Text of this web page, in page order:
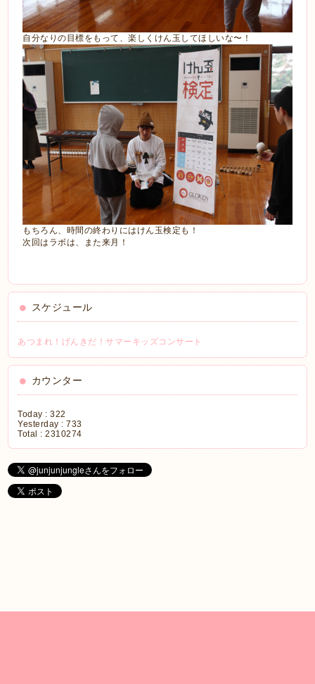
自分なりの目標をもって、楽しくけん玉してほしいな〜！
もちろん、時間の終わりにはけん玉検定も！
次回はラボは、また来月！
スケジュール
あつまれ！げんきだ！サマーキッズコンサート
カウンター
Today :322
Yesterday :733
Total :2310274